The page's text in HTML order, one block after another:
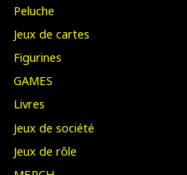
Peluche
Jeux de cartes
Figurines
GAMES
Livres
Jeux de société
Jeux de rôle